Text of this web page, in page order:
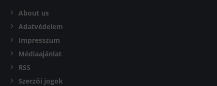
About us
Adatvédelem
Impresszum
Médiaajánlat
RSS
Szerzői jogok